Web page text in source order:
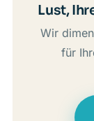
Lust,
Wir
für